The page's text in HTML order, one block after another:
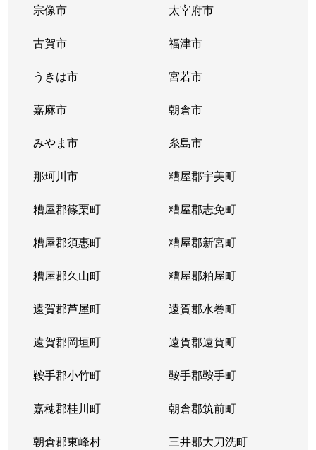
宗像市 太宰府市
古賀市 福津市
うきは市 宮若市
嘉麻市 朝倉市
みやま市 糸島市
那珂川市 糟屋郡宇美町
糟屋郡篠栗町 糟屋郡志免町
糟屋郡須惠町 糟屋郡新宮町
糟屋郡久山町 糟屋郡粕屋町
遠賀郡芦屋町 遠賀郡水巻町
遠賀郡岡垣町 遠賀郡遠賀町
鞍手郡小竹町 鞍手郡鞍手町
嘉穂郡桂川町 朝倉郡筑前町
朝倉郡東峰村 三井郡大刀洗町